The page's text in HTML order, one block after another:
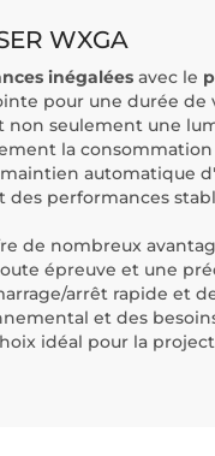
WXGA
inégalées avec le
pour une durée de
seulement une
la
automatique
des performances
de nombreux
épreuve et une
arrêt rapide et
et des
idéal pour la